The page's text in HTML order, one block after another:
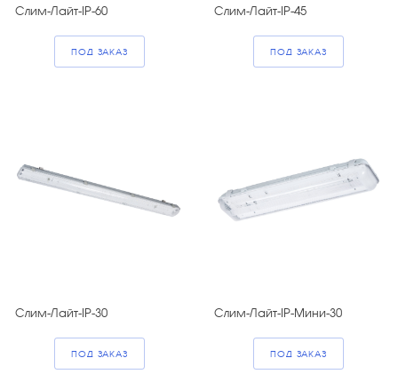
Слим-Лайт-IP-60
ПОД ЗАКАЗ
Слим-Лайт-IP-45
ПОД ЗАКАЗ
Слим-Лайт-IP-30
ПОД ЗАКАЗ
Слим-Лайт-IP-Мини-30
ПОД ЗАКАЗ